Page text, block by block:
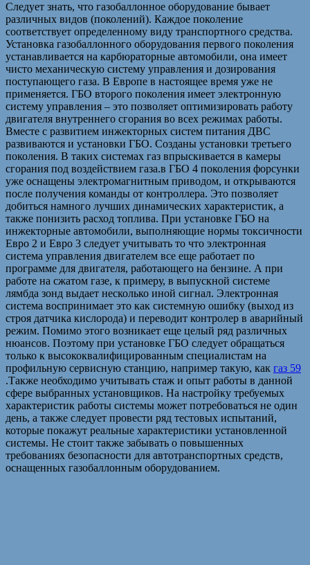
Следует знать, что газобаллонное оборудование бывает
различных видов (поколений). Каждое поколение
соответствует определенному виду транспортного средства.
Установка газобаллонного оборудования первого поколения
устанавливается на карбюраторные автомобили, она имеет
чисто механическую систему управления и дозирования
поступающего газа. В Европе в настоящее время уже не
применяется. ГБО второго поколения имеет электронную
систему управления – это позволяет оптимизировать работу
двигателя внутреннего сгорания во всех режимах работы.
Вместе с развитием инжекторных систем питания ДВС
развиваются и установки ГБО. Созданы установки третьего
поколения. В таких системах газ впрыскивается в камеры
сгорания под воздействием газа.в ГБО 4 поколения форсунки
уже оснащены электромагнитным приводом, и открываются
после получения команды от контроллера. Это позволяет
добиться намного лучших динамических характеристик, а
также понизить расход топлива. При установке ГБО на
инжекторные автомобили, выполняющие нормы токсичности
Евро 2 и Евро 3 следует учитывать то что электронная
система управления двигателем все еще работает по
программе для двигателя, работающего на бензине. А при
работе на сжатом газе, к примеру, в выпускной системе
лямбда зонд выдает несколько иной сигнал. Электронная
система воспринимает это как системную ошибку (выход из
строя датчика кислорода) и переводит контролер в аварийный
режим. Помимо этого возникает еще целый ряд различных
нюансов. Поэтому при установке ГБО следует обращаться
только к высококвалифицированным специалистам на
профильную сервисную станцию, например такую, как газ 59
.Также необходимо учитывать стаж и опыт работы в данной
сфере выбранных установщиков. На настройку требуемых
характеристик работы системы может потребоваться не один
день, а также следует провести ряд тестовых испытаний,
которые покажут реальные характеристики установленной
системы. Не стоит также забывать о повышенных
требованиях безопасности для автотранспортных средств,
оснащенных газобаллонным оборудованием.